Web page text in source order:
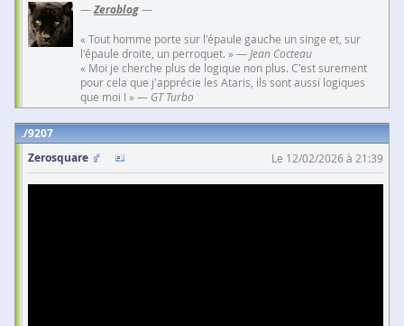
—Zeroblog—
« Tout homme porte sur l'épaule gauche un singe et, sur
l'épaule droite, un perroquet. » — Jean Cocteau
« Moi je cherche plus de logique non plus. C'est surement
pour cela que j'apprécie les Ataris, ils sont aussi logiques
que moi ! » — GT Turbo
9207
Zerosquare
Le 12/02/2026 à 21:39